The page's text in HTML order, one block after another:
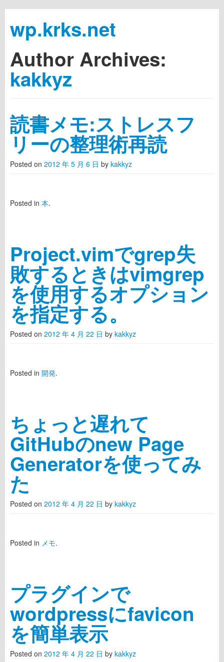
wp.krks.net
Main menu
Skip to primary content
Skip to secondary content
Author Archives:
kakkyz
読書メモ:ストレスフ
リーの整理術再読
Posted on 2012 年 5 月 6 日 by kakkyz
Posted in 本.
Project.vimでgrep失
敗するときはvimgrep
を使用するオプション
を指定する。
Posted on 2012 年 4 月 22 日 by kakkyz
Posted in 開発.
ちょっと遅れて
GitHubのnew Page
Generatorを使ってみ
た
Posted on 2012 年 4 月 22 日 by kakkyz
Posted in メモ.
プラグインで
wordpressにfavicon
を簡単表示
Posted on 2012 年 4 月 22 日 by kakkyz